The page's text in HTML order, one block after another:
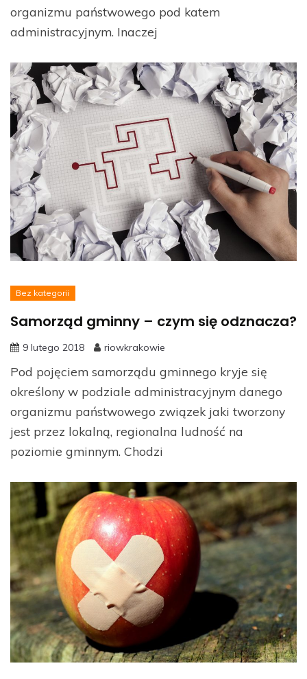
organizmu państwowego pod katem
administracyjnym. Inaczej
Bez kategorii
Samorząd gminny – czym się odznacza?
9 lutego 2018 riowkrakowie
Pod pojęciem samorządu gminnego kryje się
określony w podziale administracyjnym danego
organizmu państwowego związek jaki tworzony
jest przez lokalną, regionalna ludność na
poziomie gminnym. Chodzi